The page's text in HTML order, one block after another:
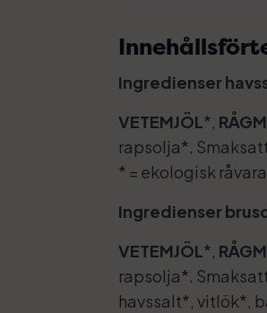
Ingredienser
VETEMJÖL*,
rapsolja*.
* = ekologisk råvara
Ingredienser
VETEMJÖL*,
rapsolja*.
havssalt*, vitlök*,